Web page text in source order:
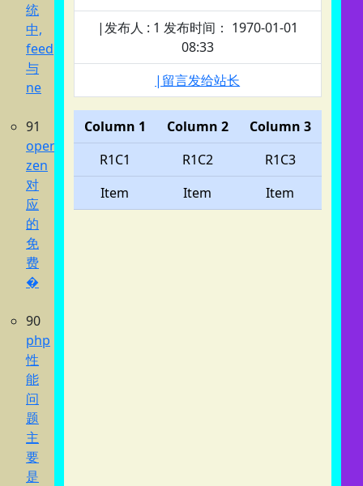
统
中,
feed
与
ne
91
opencode
zen
对
应
的
免
费
�
90
php
性
能
问
题
主
要
是
|发布人 : 1 发布时间： 1970-01-01
08:33
|留言发给站长
Column 1 Column 2
Column 3
R1C1
R1C2
R1C3
Item
Item Item